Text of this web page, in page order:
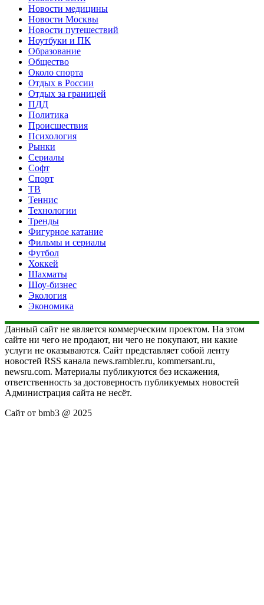
Новости медицины
Новости Москвы
Новости путешествий
Ноутбуки и ПК
Образование
Общество
Около спорта
Отдых в России
Отдых за границей
ПДД
Политика
Происшествия
Психология
Рынки
Сериалы
Софт
Спорт
ТВ
Теннис
Технологии
Тренды
Фигурное катание
Фильмы и сериалы
Футбол
Хоккей
Шахматы
Шоу-бизнес
Экология
Экономика
Данный сайт не является коммерческим проектом. На этом
сайте ни чего не продают, ни чего не покупают, ни какие
услуги не оказываются. Сайт представляет собой ленту
новостей RSS канала news.rambler.ru, kommersant.ru,
newsru.com. Материалы публикуются без искажения,
ответственность за достоверность публикуемых новостей
Администрация сайта не несёт.
Сайт от bmb3 @ 2025